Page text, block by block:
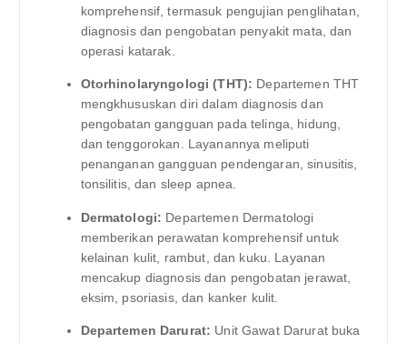
komprehensif, termasuk pengujian penglihatan,
diagnosis dan pengobatan penyakit mata, dan
operasi katarak.
Otorhinolaryngologi (THT): Departemen THT
mengkhususkan diri dalam diagnosis dan
pengobatan gangguan pada telinga, hidung,
dan tenggorokan. Layanannya meliputi
penanganan gangguan pendengaran, sinusitis,
tonsilitis, dan sleep apnea.
Dermatologi: Departemen Dermatologi
memberikan perawatan komprehensif untuk
kelainan kulit, rambut, dan kuku. Layanan
mencakup diagnosis dan pengobatan jerawat,
eksim, psoriasis, dan kanker kulit.
Departemen Darurat: Unit Gawat Darurat buka